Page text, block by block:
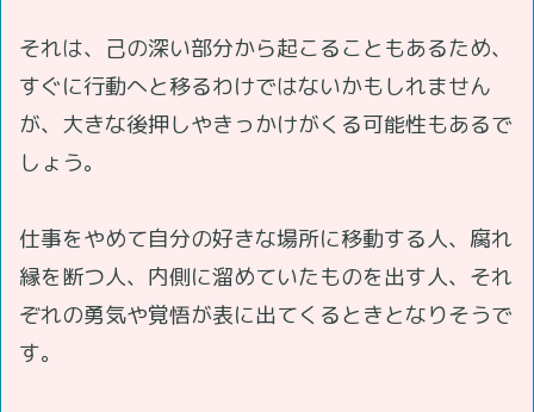
それは、己の深い部分から起こることもあるため、
すぐに行動へと移るわけではないかもしれません
が、大きな後押しやきっかけがくる可能性もあるで
しょう。
仕事をやめて自分の好きな場所に移動する人、腐れ
縁を断つ人、内側に溜めていたものを出す人、それ
ぞれの勇気や覚悟が表に出てくるときとなりそうで
す。